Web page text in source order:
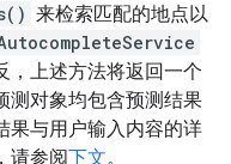
来检索匹配的地点以
，上述方法将返回一个
测对象均包含预测结果
果与用户输入内容的详
请参阅下文。